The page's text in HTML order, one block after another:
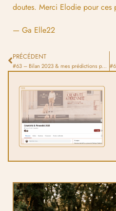
doutes. Merci Elodie pour ces
— Ga Elle22
PRÉCÉDENT
#63 – Bilan 2023 & mes prédictions pour 2024